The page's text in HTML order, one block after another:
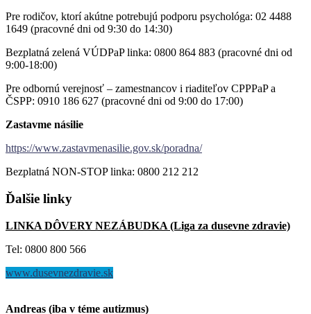
Pre rodičov, ktorí akútne potrebujú podporu psychológa: 02 4488
1649 (pracovné dni od 9:30 do 14:30)
Bezplatná zelená VÚDPaP linka: 0800 864 883 (pracovné dni od
9:00-18:00)
Pre odbornú verejnosť – zamestnancov i riaditeľov CPPPaP a
ČSPP: 0910 186 627 (pracovné dni od 9:00 do 17:00)
Zastavme násilie
https://www.zastavmenasilie.gov.sk/poradna/
Bezplatná NON-STOP linka: 0800 212 212
Ďalšie linky
LINKA DÔVERY NEZÁBUDKA (Liga za dusevne zdravie)
Tel: 0800 800 566
www.dusevnezdravie.sk
Andreas (iba v téme autizmus)